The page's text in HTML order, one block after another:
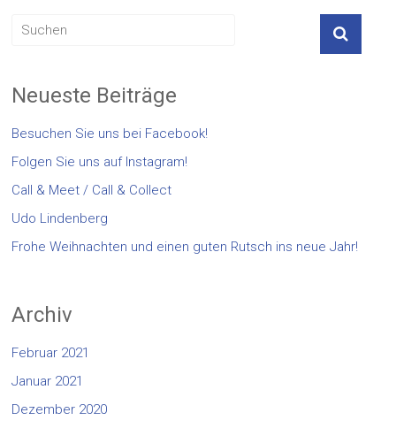
Neueste Beiträge
Besuchen Sie uns bei Facebook!
Folgen Sie uns auf Instagram!
Call & Meet / Call & Collect
Udo Lindenberg
Frohe Weihnachten und einen guten Rutsch ins neue Jahr!
Archiv
Februar 2021
Januar 2021
Dezember 2020